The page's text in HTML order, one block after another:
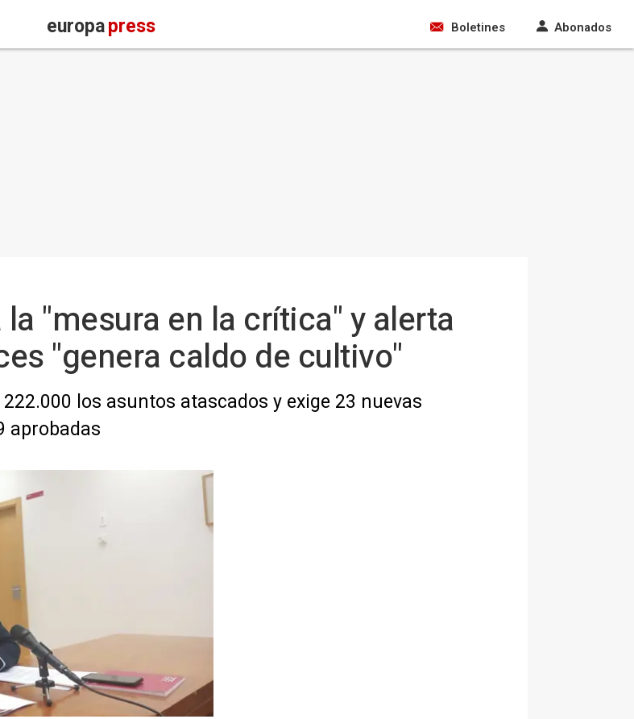
europapress Boletines Abonados
"mesura en la crítica" y alerta
"genera caldo de cultivo"
los asuntos atascados y exige 23 nuevas
aprobadas